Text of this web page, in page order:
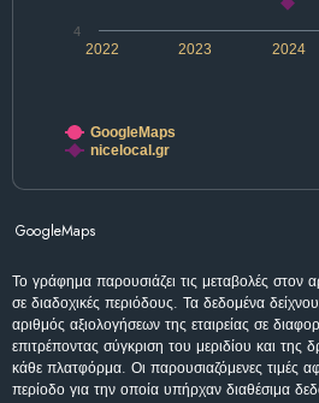
2022 2024
2023
4
GoogleMaps
nicelocal.gr
GoogleMaps
Το γράφημα παρουσιάζει τις μεταβολές στον
σε διαδοχικές περιόδους. Τα δεδομένα
αριθμός αξιολογήσεων της εταιρείας σε
επιτρέποντας σύγκριση του μεριδίου και της
κάθε πλατφόρμα. Οι παρουσιαζόμενες τιμές
περίοδο για την οποία υπήρχαν διαθέσιμα